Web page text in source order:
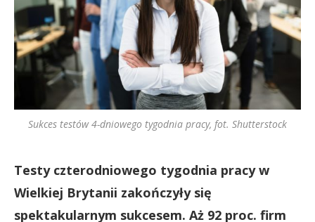
Sukces testów 4-dniowego tygodnia pracy, fot. Shutterstock
Testy czterodniowego tygodnia pracy w
Wielkiej Brytanii zakończyły się
spektakularnym sukcesem. Aż 92 proc. firm